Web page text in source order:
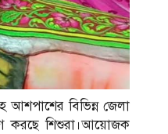
আশপাশের বিভিন্ন জেলা
করছে শিশুরা।আয়োজক